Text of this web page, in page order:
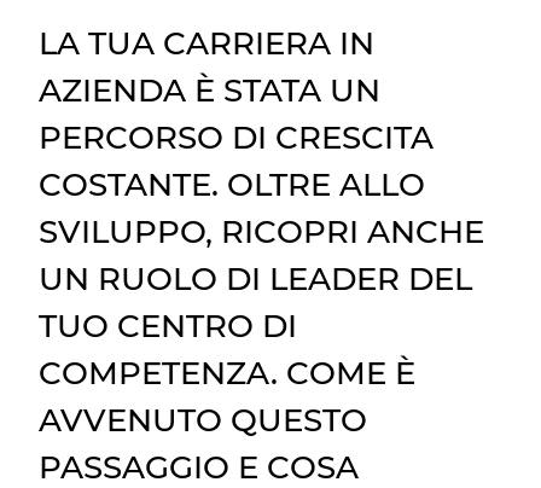
LA TUA CARRIERA IN
AZIENDA È STATA UN
PERCORSO DI CRESCITA
COSTANTE. OLTRE ALLO
SVILUPPO, RICOPRI ANCHE
UN RUOLO DI LEADER DEL
TUO CENTRO DI
COMPETENZA. COME È
AVVENUTO QUESTO
PASSAGGIO E COSA